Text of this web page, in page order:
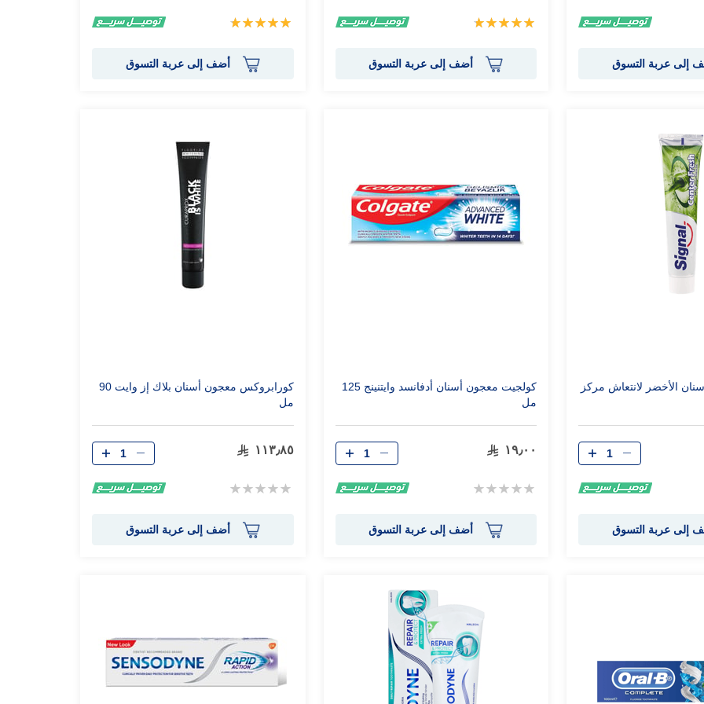
إلى عربة التسوق
تقييم:
أضف إلى عربة التسوق
تقييم:
أضف إلى عربة التسوق
الأخضر لانتعاش مركز
الكمية
إلى عربة التسوق
كولجيت معجون أسنان أدفانسد وايتنينج 125
مل
١٩٫٠٠
Rating:
الكمية
أضف إلى عربة التسوق
كورابروكس معجون أسنان بلاك إز وايت 90
مل
١١٣٫٨٥
Rating:
الكمية
أضف إلى عربة التسوق